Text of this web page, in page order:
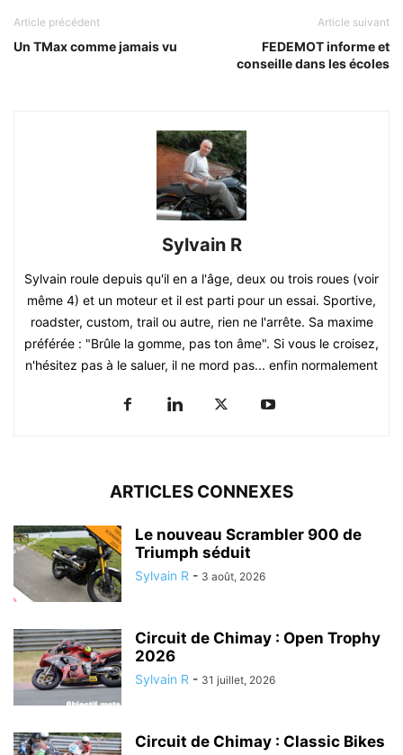
Article précédent
Un TMax comme jamais vu
Article suivant
FEDEMOT informe et
conseille dans les écoles
Sylvain R
Sylvain roule depuis qu'il en a l'âge, deux ou trois roues (voir
même 4) et un moteur et il est parti pour un essai. Sportive,
roadster, custom, trail ou autre, rien ne l'arrête. Sa maxime
préférée : "Brûle la gomme, pas ton âme". Si vous le croisez,
n'hésitez pas à le saluer, il ne mord pas... enfin normalement
ARTICLES CONNEXES
Le nouveau Scrambler 900 de
Triumph séduit
Sylvain R - 3 août, 2026
Circuit de Chimay : Open Trophy
2026
Sylvain R - 31 juillet, 2026
Circuit de Chimay : Classic Bikes